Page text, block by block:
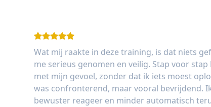
Wat mij raakte in deze training, is dat niets
me serieus genomen en veilig. Stap voor
met mijn gevoel, zonder dat ik iets moest
was confronterend, maar vooral bevrijdend.
bewuster reageer en minder automatisch